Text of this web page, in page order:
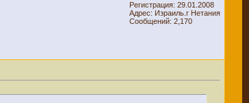
Регистрация: 29.01.2008
Адрес: Израиль.г Нетания
Сообщений: 2,170